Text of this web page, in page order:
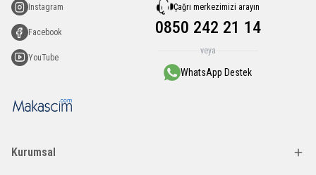
Kurumsal
Instagram
Facebook
YouTube
Çağrı merkezimizi arayın
0850 242 21 14
veya
WhatsApp Destek